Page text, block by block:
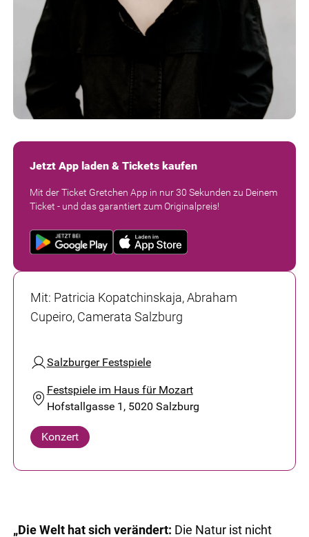
Jetzt App laden & Tickets kaufen
Mit der Ticket Gretchen App in nur 30 Sekunden zu Deinem
Ticket - und das garantiert zum Originalpreis!
Mit: Patricia Kopatchinskaja, Abraham
Cupeiro, Camerata Salzburg
Salzburger Festspiele
Festspiele im Haus für Mozart
Hofstallgasse 1, 5020 Salzburg
Konzert
„Die Welt hat sich verändert: Die Natur ist nicht